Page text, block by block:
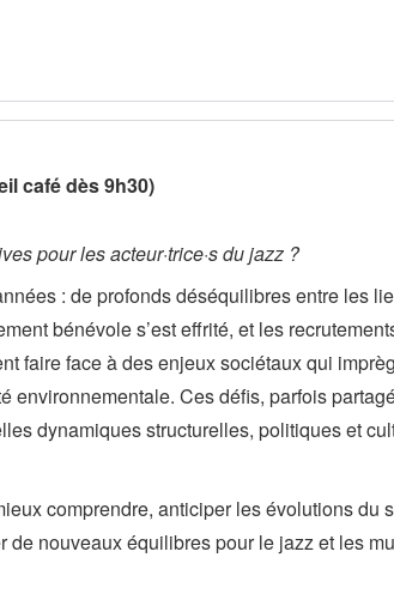
café dès 9h30)
pour les acteur·trice·s du jazz ?
: de profonds déséquilibres entre les
bénévole s’est effrité, et les
faire face à des enjeux sociétaux qui
Ces défis, parfois
dynamiques structurelles, politiques et
comprendre, anticiper les évolutions du
nouveaux équilibres pour le jazz et les